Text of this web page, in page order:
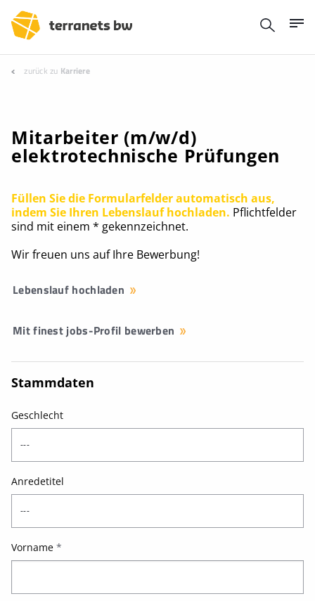
zurück zu Karriere
Mitarbeiter (m/w/d)
elektrotechnische Prüfungen
Füllen Sie die Formularfelder automatisch aus,
indem Sie Ihren Lebenslauf hochladen. Pflichtfelder
sind mit einem * gekennzeichnet.
Wir freuen uns auf Ihre Bewerbung!
Lebenslauf hochladen
Mit finest jobs-Profil bewerben
Stammdaten
Geschlecht
Anredetitel
Vorname *